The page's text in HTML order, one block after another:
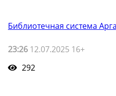
Библиотечная система
23:26 12.07.2025 16+
292